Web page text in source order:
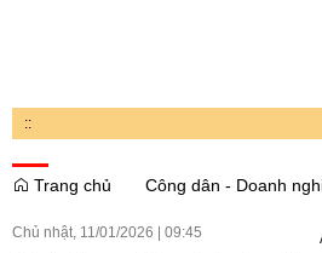
::
Trang chủ
Công dân - Doanh
Chủ nhật, 11/01/2026 09:45